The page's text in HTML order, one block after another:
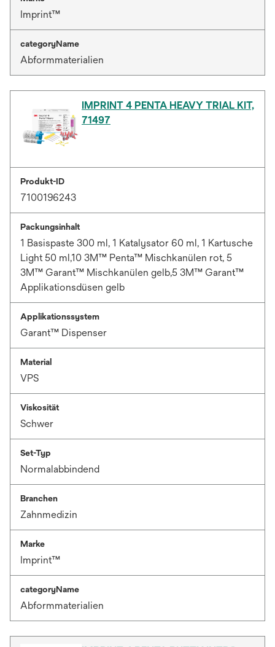
Imprint™
categoryName
Abformmaterialien
IMPRINT 4 PENTA HEAVY TRIAL KIT,
71497
Produkt-ID
7100196243
Packungsinhalt
1 Basispaste 300 ml, 1 Katalysator 60 ml, 1 Kartusche
Light 50 ml,10 3M™ Penta™ Mischkanülen rot, 5
3M™ Garant™ Mischkanülen gelb,5 3M™ Garant™
Applikationsdüsen gelb
Applikationssystem
Garant™ Dispenser
Material
VPS
Viskosität
Schwer
Set-Typ
Normalabbindend
Branchen
Zahnmedizin
Marke
Imprint™
categoryName
Abformmaterialien